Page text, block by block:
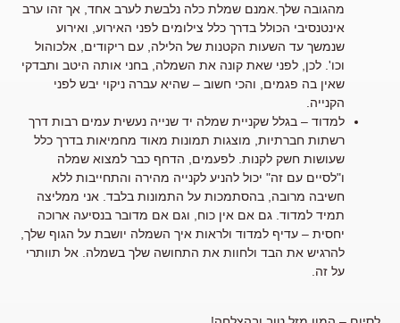
מהגובה שלך.אמנם שמלת כלה נלבשת לערב אחד, אך זהו ערב
אינטנסיבי הכולל בדרך כלל צילומים לפני האירוע, ואירוע
שנמשך עד השעות הקטנות של הלילה, עם ריקודים, אלכוהול
וכו'. לכן, לפני שאת קונה את השמלה, בחני אותה היטב ותבדקי
שאין בה פגמים, והכי חשוב – שהיא עברה ניקוי יבש לפני
הקנייה.
למדוד – בגלל שקניית שמלה יד שנייה נעשית עמים רבות דרך
רשתות חברתיות, מוצגות תמונות מאוד מחמיאות בדרך כלל
שעושות חשק לקנות. לפעמים, הדחף כבר למצוא שמלה
ו"לסיים עם זה" יכול להניע לקנייה מהירה והתחייבות ללא
חשיבה מרובה, בהסתמכות על התמונות בלבד. אני ממליצה
תמיד למדוד. גם אם אין כוח, וגם אם מדובר בנסיעה ארוכה
יחסית – עדיף למדוד ולראות איך השמלה יושבת על הגוף שלך,
להרגיש את הבד ולחוות את התחושה שלך בשמלה. אל תוותרי
על זה.